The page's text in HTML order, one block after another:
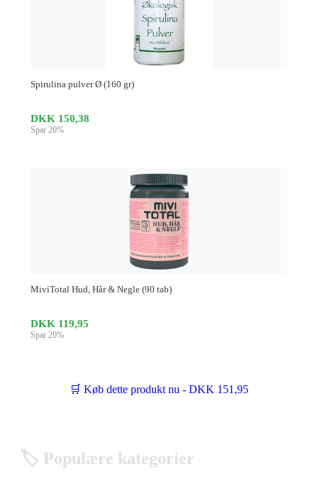
Spirulina pulver Ø (160 gr)
DKK 150,38
Spar 20%
MiviTotal Hud, Hår & Negle (90 tab)
DKK 119,95
Spar 20%
🛒 Køb dette produkt nu - DKK 151,95
🏷️ Populære kategorier